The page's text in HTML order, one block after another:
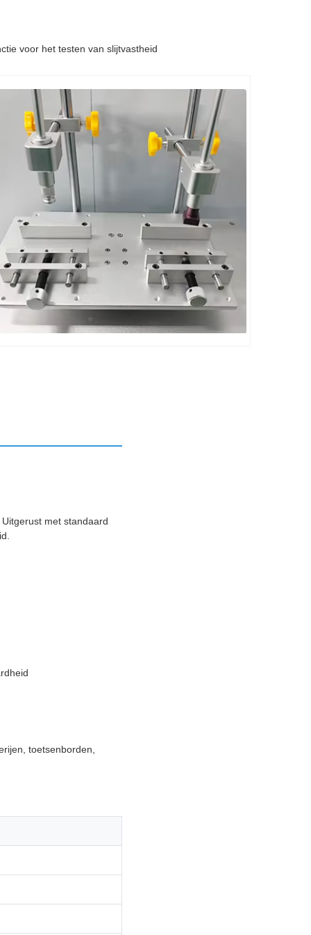
voor het testen van slijtvastheid
met standaard
toetsenborden,